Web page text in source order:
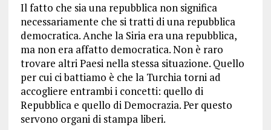
Il fatto che sia una repubblica non significa
necessariamente che si tratti di una repubblica
democratica. Anche la Siria era una repubblica,
ma non era affatto democratica. Non è raro
trovare altri Paesi nella stessa situazione. Quello
per cui ci battiamo è che la Turchia torni ad
accogliere entrambi i concetti: quello di
Repubblica e quello di Democrazia. Per questo
servono organi di stampa liberi.